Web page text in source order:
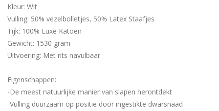
Kleur: Wit
Vulling: 50% vezelbolletjes, 50% Latex Staafjes
Tijk: 100% Luxe Katoen
Gewicht: 1530 gram
Uitvoering: Met rits navulbaar
Eigenschappen:
-De meest natuurlijke manier van slapen herontdekt
-Vulling duurzaam op positie door ingestikte dwarsnaad